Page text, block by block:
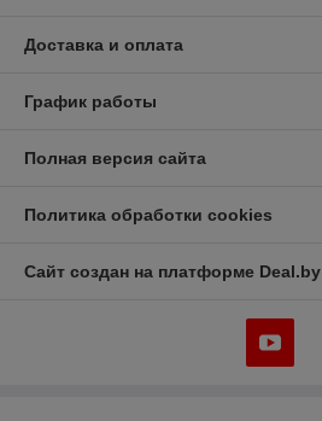
Доставка и оплата
График работы
Полная версия сайта
Политика обработки cookies
Сайт создан на платформе Deal.by